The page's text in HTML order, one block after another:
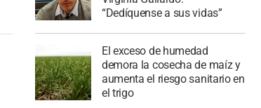
“Dedíquense a sus vidas”
El exceso de humedad
demora la cosecha de maíz y
aumenta el riesgo sanitario en
el trigo